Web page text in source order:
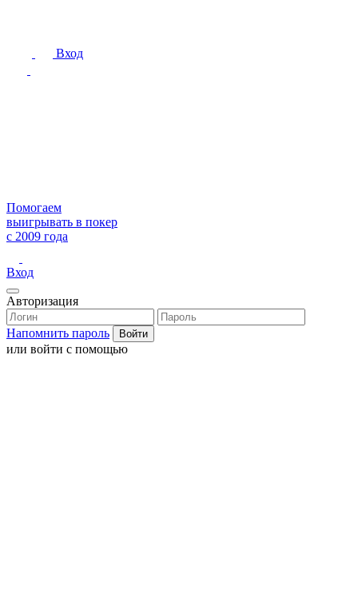
Вход
Помогаем
выигрывать в покер
с 2009 года
Вход
Авторизация
Напомнить пароль
или войти с помощью